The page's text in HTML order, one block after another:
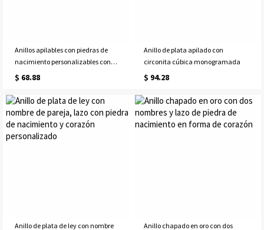
Anillos apilables con piedras de
nacimiento personalizables con
nombres para madres en oro rosa
$ 68.88
Anillo de plata apilado con
circonita cúbica monogramada
$ 94.28
Anillo de plata de ley con nombre
Anillo chapado en oro con dos